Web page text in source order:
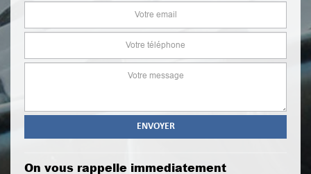
On vous rappelle immediatement